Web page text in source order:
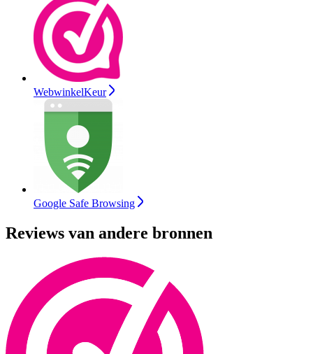
WebwinkelKeur
Google Safe Browsing
Reviews van andere bronnen